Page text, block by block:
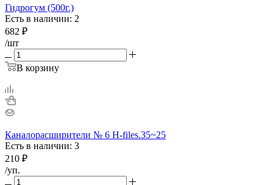
Гидрогум (500г.)
Есть в наличии: 2
682 ₽
/шт
В корзину
Каналорасширители № 6 Н-files.35~25
Есть в наличии: 3
210 ₽
/уп.